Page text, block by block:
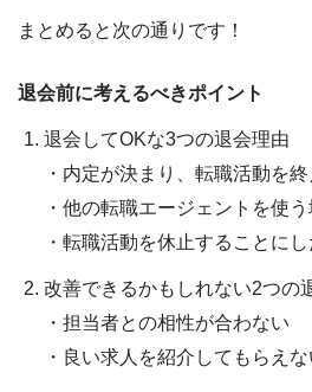
まとめると次の通りです！
退会前に考えるべきポイント
退会してOKな3つの退会理由
・内定が決まり、転職活動を
・他の転職エージェントを使
・転職活動を休止することに
改善できるかもしれない2つの
・担当者との相性が合わない
・良い求人を紹介してもらえな